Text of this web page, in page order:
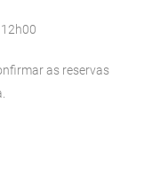
as reservas